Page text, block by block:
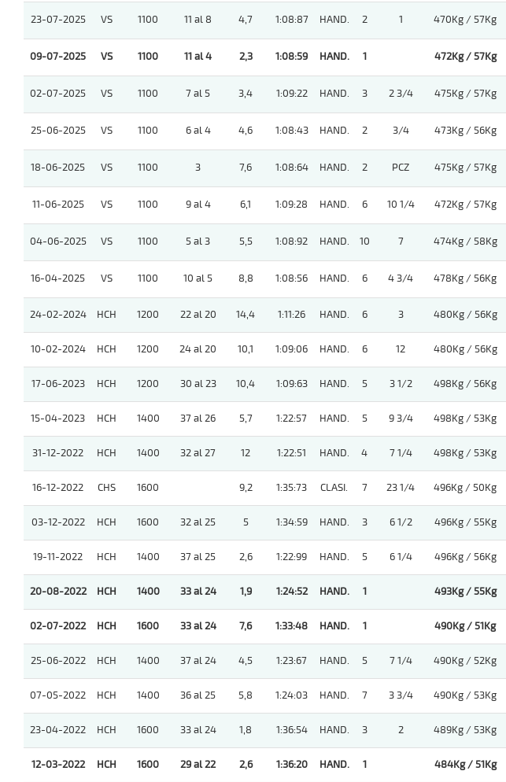
23-07-2025 VS 1100 11 al 8 4,7 1:08:87 HAND. 2 1 470Kg / 57Kg
09-07-2025 VS 1100 11 al 4 2,3 1:08:59 HAND. 1 472Kg / 57Kg
02-07-2025 VS 1100 7 al 5 3,4 1:09:22 HAND. 3 2 3/4 475Kg / 57Kg
25-06-2025 VS 1100 6 al 4 4,6 1:08:43 HAND. 2 3/4 473Kg / 56Kg
18-06-2025 VS 1100 3 7,6 1:08:64 HAND. 2 PCZ 475Kg / 57Kg
11-06-2025 VS 1100 9 al 4 6,1 1:09:28 HAND. 6 10 1/4 472Kg / 57Kg
04-06-2025 VS 1100 5 al 3 5,5 1:08:92 HAND. 10 7 474Kg / 58Kg
16-04-2025 VS 1100 10 al 5 8,8 1:08:56 HAND. 6 4 3/4 478Kg / 56Kg
24-02-2024 HCH 1200 22 al 20 14,4 1:11:26 HAND. 6 3 480Kg / 56Kg
10-02-2024 HCH 1200 24 al 20 10,1 1:09:06 HAND. 6 12 480Kg / 56Kg
17-06-2023 HCH 1200 30 al 23 10,4 1:09:63 HAND. 5 3 1/2 498Kg / 56Kg
15-04-2023 HCH 1400 37 al 26 5,7 1:22:57 HAND. 5 9 3/4 498Kg / 53Kg
31-12-2022 HCH 1400 32 al 27 12 1:22:51 HAND. 4 7 1/4 498Kg / 53Kg
16-12-2022 CHS 1600 9,2 1:35:73 CLASI. 7 23 1/4 496Kg / 50Kg
03-12-2022 HCH 1600 32 al 25 5 1:34:59 HAND. 3 6 1/2 496Kg / 55Kg
19-11-2022 HCH 1400 37 al 25 2,6 1:22:99 HAND. 5 6 1/4 496Kg / 56Kg
20-08-2022 HCH 1400 33 al 24 1,9 1:24:52 HAND. 1 493Kg / 55Kg
02-07-2022 HCH 1600 33 al 24 7,6 1:33:48 HAND. 1 490Kg / 51Kg
25-06-2022 HCH 1400 37 al 24 4,5 1:23:67 HAND. 5 7 1/4 490Kg / 52Kg
07-05-2022 HCH 1400 36 al 25 5,8 1:24:03 HAND. 7 3 3/4 490Kg / 53Kg
23-04-2022 HCH 1600 33 al 24 1,8 1:36:54 HAND. 3 2 489Kg / 53Kg
12-03-2022 HCH 1600 29 al 22 2,6 1:36:20 HAND. 1 484Kg / 51Kg